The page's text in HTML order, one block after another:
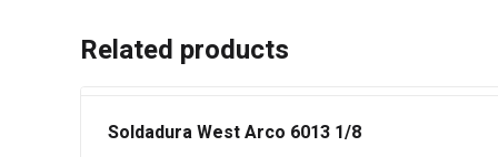
Related products
Soldadura West Arco 6013 1/8